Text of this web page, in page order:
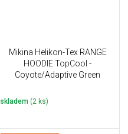
Mikina Helikon-Tex RANGE
HOODIE TopCool -
Coyote/Adaptive Green
skladem (2 ks)